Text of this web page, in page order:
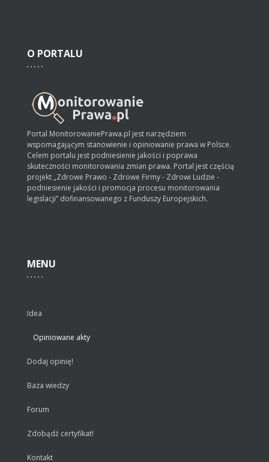
O PORTALU
Portal MonitorowaniePrawa.pl jest narzędziem
wspomagającym stanowienie i opiniowanie prawa w Polsce.
Celem portalu jest podniesienie jakości i poprawa
skuteczności monitorowania zmian prawa. Portal jest częścią
projekt „Zdrowe Prawo - Zdrowe Firmy - Zdrowi Ludzie -
podniesienie jakości i promocja procesu monitorowania
legislacji” dofinansowanego z Funduszy Europejskich.
MENU
Idea
Opiniowane akty
Dodaj opinię!
Baza wiedzy
Forum
Zdobądź certyfikat!
Kontakt